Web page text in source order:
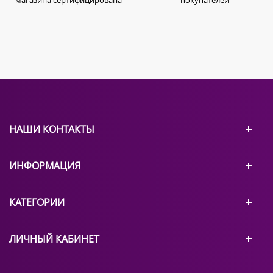
НАШИ КОНТАКТЫ
ИНФОРМАЦИЯ
КАТЕГОРИИ
ЛИЧНЫЙ КАБИНЕТ